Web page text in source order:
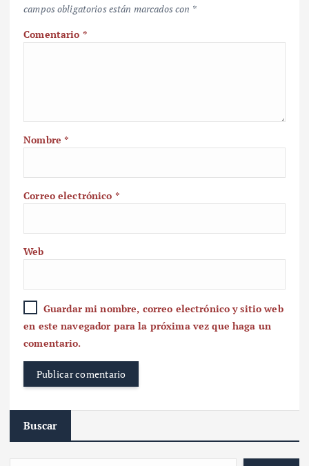
campos obligatorios están marcados con *
Comentario *
Nombre*
Correo electrónico *
Web
Guardar mi nombre, correo electrónico y sitio web
en este navegador para la próxima vez que haga un
comentario.
Buscar